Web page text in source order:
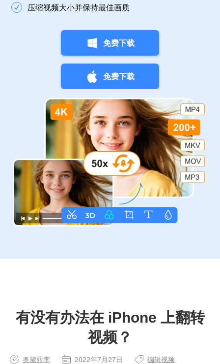
压缩视频大小并保持最佳画质
免费下载
免费下载
有没有办法在 iPhone 上翻转
视频？
奥黛丽李 2022年7月27日 编辑视频